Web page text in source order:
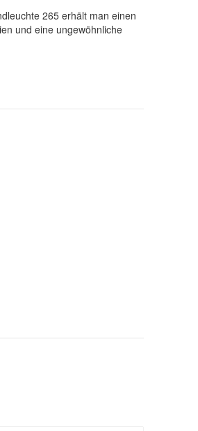
265 erhält man einen
und eine ungewöhnliche